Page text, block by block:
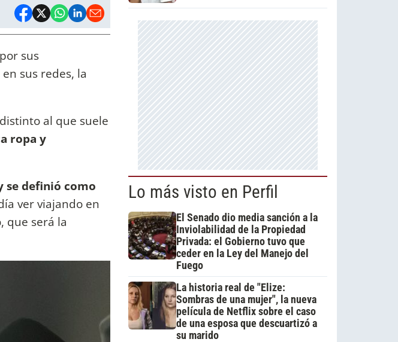
sus
sus redes, la
al que suele
ropa y
se definió como
ver viajando en
que será la
Lo más visto en Perfil
El Senado dio media sanción a la
Inviolabilidad de la Propiedad
Privada: el Gobierno tuvo que
ceder en la Ley del Manejo del
Fuego
La historia real de "Elize:
Sombras de una mujer", la nueva
película de Netflix sobre el caso
de una esposa que descuartizó a
su marido